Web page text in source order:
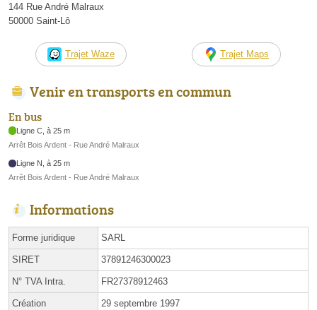
144 Rue André Malraux
50000 Saint-Lô
Trajet Waze Trajet Maps
Venir en transports en commun
En bus
Ligne C, à 25 m
Arrêt Bois Ardent - Rue André Malraux
Ligne N, à 25 m
Arrêt Bois Ardent - Rue André Malraux
Informations
Forme juridique SARL
SIRET 37891246300023
N° TVA Intra. FR27378912463
Création 29 septembre 1997